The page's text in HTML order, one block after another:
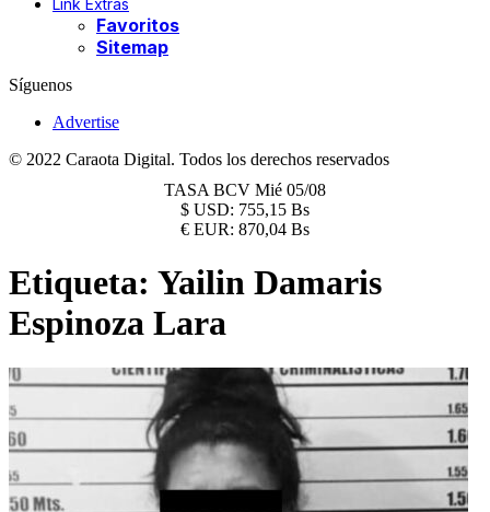
Link Extras
Favoritos
Sitemap
Síguenos
Advertise
© 2022 Caraota Digital. Todos los derechos reservados
TASA BCV Mié 05/08
$ USD: 755,15 Bs
€ EUR: 870,04 Bs
Etiqueta: Yailin Damaris
Espinoza Lara